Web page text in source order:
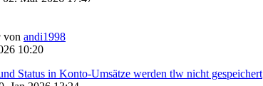
von andi1998
10:20
Status in Konto-Umsätze werden tlw nicht gespeichert